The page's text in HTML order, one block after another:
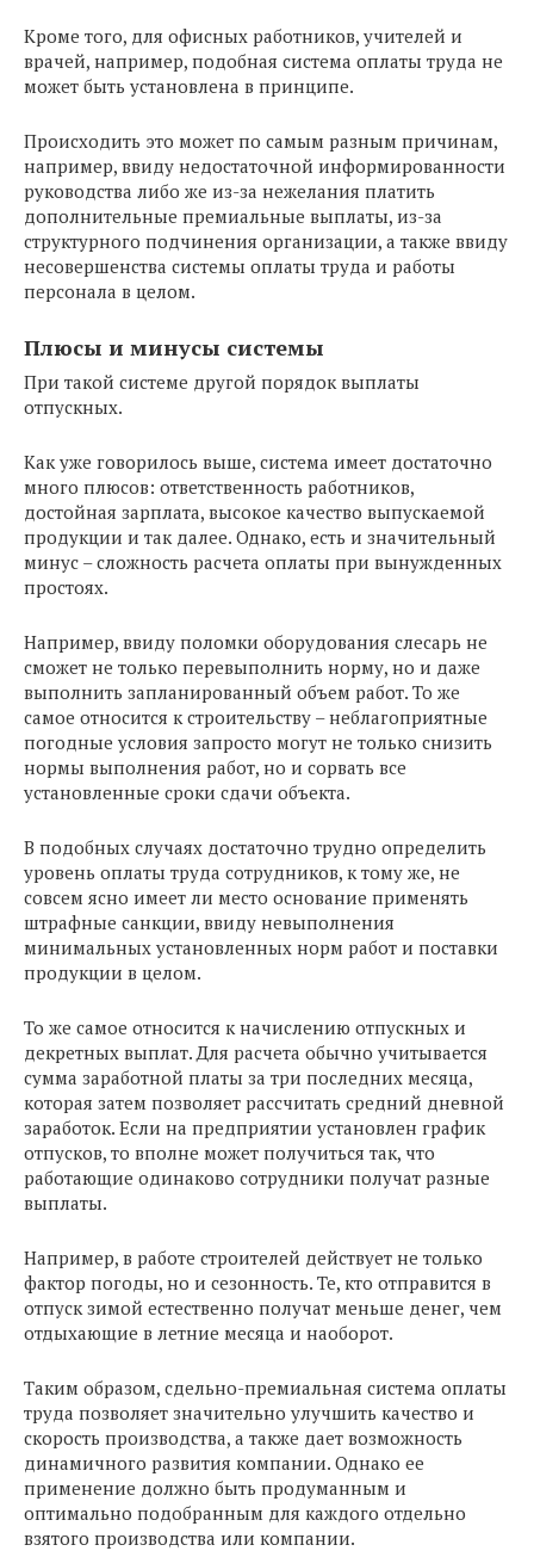
Кроме того, для офисных работников, учителей и
врачей, например, подобная система оплаты труда не
может быть установлена в принципе.
Происходить это может по самым разным причинам,
например, ввиду недостаточной информированности
руководства либо же из-за нежелания платить
дополнительные премиальные выплаты, из-за
структурного подчинения организации, а также ввиду
несовершенства системы оплаты труда и работы
персонала в целом.
Плюсы и минусы системы
При такой системе другой порядок выплаты
отпускных.
Как уже говорилось выше, система имеет достаточно
много плюсов: ответственность работников,
достойная зарплата, высокое качество выпускаемой
продукции и так далее. Однако, есть и значительный
минус – сложность расчета оплаты при вынужденных
простоях.
Например, ввиду поломки оборудования слесарь не
сможет не только перевыполнить норму, но и даже
выполнить запланированный объем работ. То же
самое относится к строительству – неблагоприятные
погодные условия запросто могут не только снизить
нормы выполнения работ, но и сорвать все
установленные сроки сдачи объекта.
В подобных случаях достаточно трудно определить
уровень оплаты труда сотрудников, к тому же, не
совсем ясно имеет ли место основание применять
штрафные санкции, ввиду невыполнения
минимальных установленных норм работ и поставки
продукции в целом.
То же самое относится к начислению отпускных и
декретных выплат. Для расчета обычно учитывается
сумма заработной платы за три последних месяца,
которая затем позволяет рассчитать средний дневной
заработок. Если на предприятии установлен график
отпусков, то вполне может получиться так, что
работающие одинаково сотрудники получат разные
выплаты.
Например, в работе строителей действует не только
фактор погоды, но и сезонность. Те, кто отправится в
отпуск зимой естественно получат меньше денег, чем
отдыхающие в летние месяца и наоборот.
Таким образом, сдельно-премиальная система оплаты
труда позволяет значительно улучшить качество и
скорость производства, а также дает возможность
динамичного развития компании. Однако ее
применение должно быть продуманным и
оптимально подобранным для каждого отдельно
взятого производства или компании.